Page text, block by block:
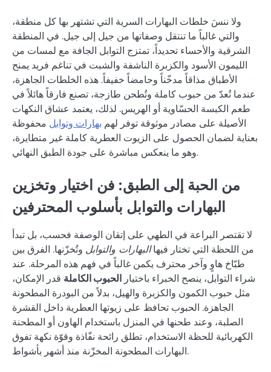
ولا ننسَ خلطات البهارات السرية التي تشتهر بها كل منطقة،
والتي غالباً ما تنتقل وصفاتها من جيل إلى جيل. في المنطقة
الشرقية والأحساء تحديداً، تمتزج التوابل الجافة مع لمسات من
الليمون الأسود والكزبرة الناشفة والشبت في تناغم فريد يمنح
الأطباق مذاقاً مدخّناً وحامضاً خفيفاً. هذه الخلطات الجاهزة،
عندما تُعدّ من حبوب كاملة وتُطحن طازجة، تصنع فارقاً هائلاً في
طعم الكبسة الحسّاوية أو الهريس. لذلك، يعتمد عشاق النكهات
الأصيلة على مصادر موثوقة توفر لهم بهارات وتوابل محفوظة
بعناية لضمان الحصول على الزيوت العطرية كاملة غير متطايرة،
وهو ما ينعكس مباشرة على جودة الطبق النهائي.
من الحبة إلى الطبق: فن اختيار وتخزين
البهارات والتوابل بأسلوب المحترفين
لا تقتصر البراعة في الطهي على إتقان الوصفة فحسب، بل تبدأ
من اللحظة التي تختار فيهاالبهارات والتوابل وتُخزّنها. الفرق بين
طبّاخ هاوٍ وآخر محترف يكمن غالباً في فهم هذه المرحلة. عند
شراء التوابل، ينصح الخبراء باختيار الحبوب الكاملة قدر الإمكان،
مثل حبوب الكمون والكزبرة والهيل، بدلاً من البودرة المطحونة
الجاهزة. الحبوب تحافظ على زيوتها العطرية داخل القشرة
الصلبة، وعند طحنها في المنزل باستخدام الهاون أو المطحنة
الكهربائية للحظة الاستخدام، تطلق رائحة نفّاذة وقوّة نكهة تفوق
البهارات المطحونة المخزّنة منذ أشهر بأشواط.